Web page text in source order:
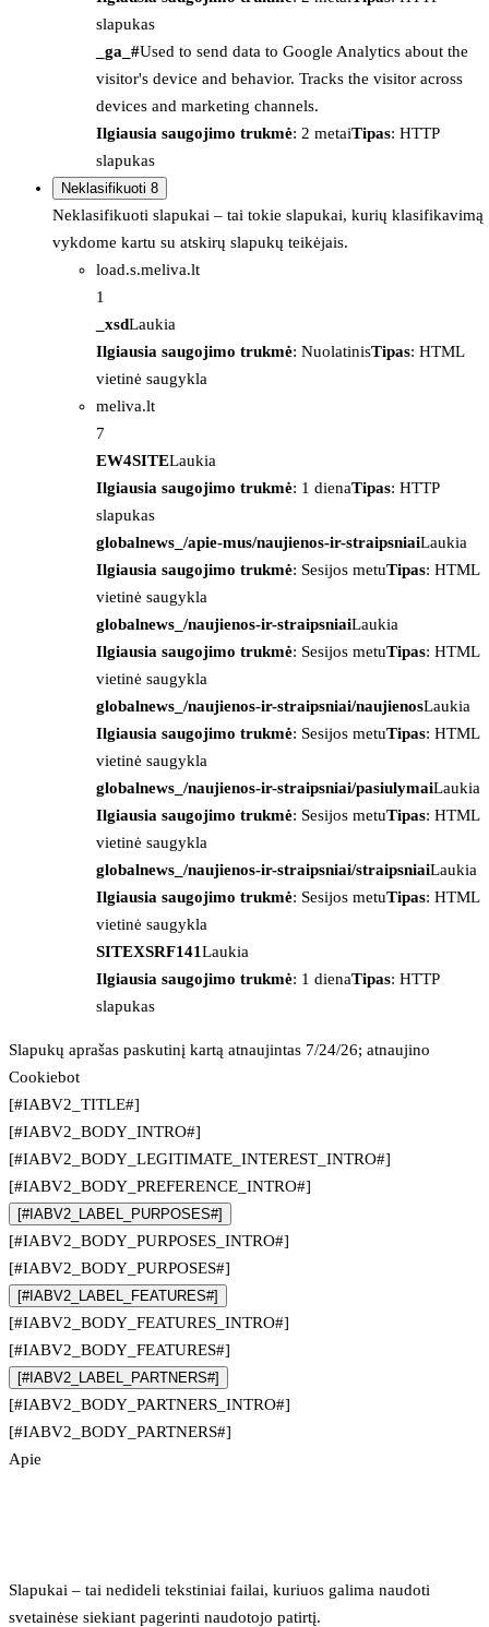
slapukas
_ga_#Used to send data to Google Analytics about the
visitor's device and behavior. Tracks the visitor across
devices and marketing channels.
Ilgiausia saugojimo trukmė: 2 metaiTipas: HTTP
slapukas
Neklasifikuoti 8
Neklasifikuoti slapukai – tai tokie slapukai, kurių klasifikavimą
vykdome kartu su atskirų slapukų teikėjais.
load.s.meliva.lt
1
_xsdLaukia
Ilgiausia saugojimo trukmė: NuolatinisTipas: HTML
vietinė saugykla
meliva.lt
7
EW4SITELaukia
Ilgiausia saugojimo trukmė: 1 dienaTipas: HTTP
slapukas
globalnews_/apie-mus/naujienos-ir-straipsniaiLaukia
Ilgiausia saugojimo trukmė: Sesijos metuTipas: HTML
vietinė saugykla
globalnews_/naujienos-ir-straipsniaiLaukia
Ilgiausia saugojimo trukmė: Sesijos metuTipas: HTML
vietinė saugykla
globalnews_/naujienos-ir-straipsniai/naujienosLaukia
Ilgiausia saugojimo trukmė: Sesijos metuTipas: HTML
vietinė saugykla
globalnews_/naujienos-ir-straipsniai/pasiulymaiLaukia
Ilgiausia saugojimo trukmė: Sesijos metuTipas: HTML
vietinė saugykla
globalnews_/naujienos-ir-straipsniai/straipsniaiLaukia
Ilgiausia saugojimo trukmė: Sesijos metuTipas: HTML
vietinė saugykla
SITEXSRF141Laukia
Ilgiausia saugojimo trukmė: 1 dienaTipas: HTTP
slapukas
Slapukų aprašas paskutinį kartą atnaujintas 7/24/26; atnaujino
Cookiebot
[#IABV2_TITLE#]
[#IABV2_BODY_INTRO#]
[#IABV2_BODY_LEGITIMATE_INTEREST_INTRO#]
[#IABV2_BODY_PREFERENCE_INTRO#]
[#IABV2_LABEL_PURPOSES#]
[#IABV2_BODY_PURPOSES_INTRO#]
[#IABV2_BODY_PURPOSES#]
[#IABV2_LABEL_FEATURES#]
[#IABV2_BODY_FEATURES_INTRO#]
[#IABV2_BODY_FEATURES#]
[#IABV2_LABEL_PARTNERS#]
[#IABV2_BODY_PARTNERS_INTRO#]
[#IABV2_BODY_PARTNERS#]
Apie
Slapukai – tai nedideli tekstiniai failai, kuriuos galima naudoti
svetainėse siekiant pagerinti naudotojo patirtį.